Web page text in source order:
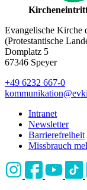
Evangelische Kirche
(Protestantische
Domplatz 5
67346 Speyer
+49 6232 667-0
kommunikation@
Intranet
Newsletter
Barrierefreiheit
Missbrauch